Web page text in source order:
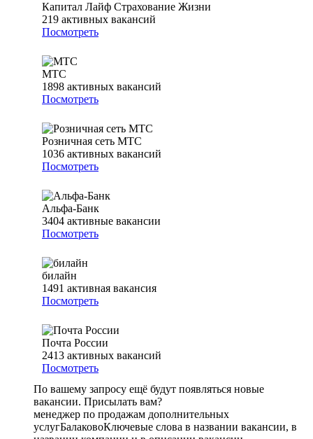
Капитал Лайф Страхование Жизни
219 активных вакансий
Посмотреть
МТС
1898 активных вакансий
Посмотреть
Розничная сеть МТС
1036 активных вакансий
Посмотреть
Альфа-Банк
3404 активные вакансии
Посмотреть
билайн
1491 активная вакансия
Посмотреть
Почта России
2413 активных вакансий
Посмотреть
По вашему запросу ещё будут появляться новые
вакансии. Присылать вам?
менеджер по продажам дополнительных
услугБалаковоКлючевые слова в названии вакансии, в